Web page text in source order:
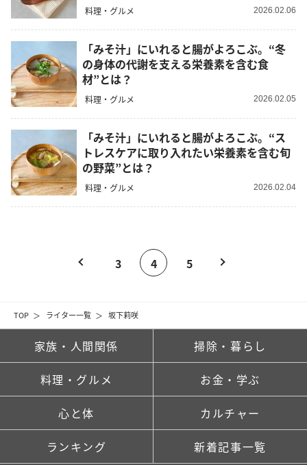
TOP ライター一覧 坂下莉咲
料理・グルメ 2026.02.06
「みそ汁」にいれると腸がよろこぶ。“冬
の身体の代謝を支える栄養素を含む食
材”とは？
料理・グルメ 2026.02.05
「みそ汁」にいれると腸がよろこぶ。“ス
トレスケアに取り入れたい栄養素を含む旬
の野菜”とは？
料理・グルメ 2026.02.04
3 4 5
家族・人間関係 掃除・暮らし
料理・グルメ お金・学ぶ
心と体 カルチャー
ランキング 新着記事一覧